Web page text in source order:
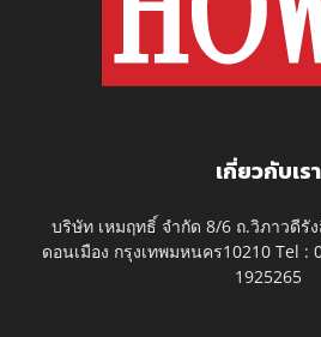
เกี่ยวกับเรา
บริษัท เหมฤทธิ์ จำกัด 8/6 ถ.วิภาวดีรั
ดอนเมือง กรุงเทพมหนคร10210 Tel :
1925265